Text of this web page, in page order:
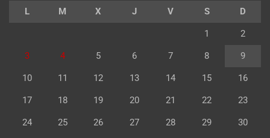
L M X J V S D
1 2
3 4 5 6 7 8 9
10 11 12 13 14 15 16
17 18 19 20 21 22 23
24 25 26 27 28 29 30